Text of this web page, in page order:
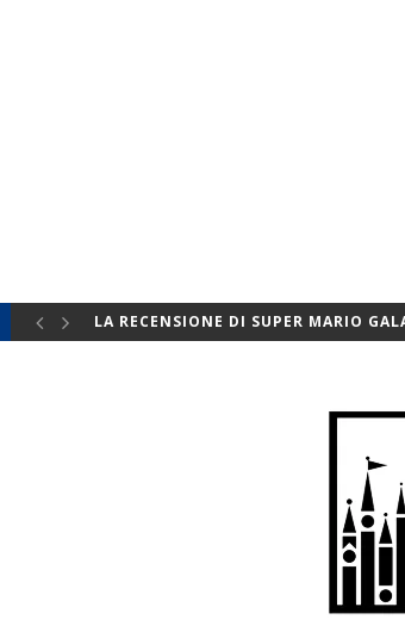
RAI E DISNEY+: LE FICTION